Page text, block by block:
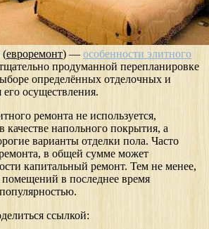
(евроремонт) — особенности элитного
продуманной перепланировке
определённых отделочных и
его осуществления.
ремонта не используется,
напольного покрытия, а
варианты отделки пола. Часто
в общей сумме может
капитальный ремонт. Тем не менее,
в последнее время
ссылкой: